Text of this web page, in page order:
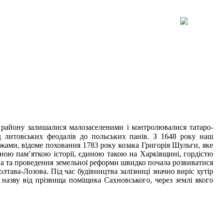
залишалися малозаселеними і контролювалися татаро-
литовських феодалів до польських панів. З 1648 року наш
відоме поховання 1783 року козака Григорія Шульги, яке
пам’яткою історії, єдиною такою на Харківщині, гордістю
та проведення земельної реформи швидко почала розвиватися
Лозова. Під час будівництва залізниці значно виріс хутір
від прізвища поміщика Сахновського, через землі якого